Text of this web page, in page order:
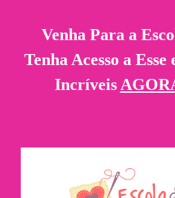
Venha Para a
Tenha Acesso a
Incríveis